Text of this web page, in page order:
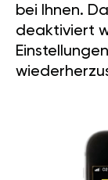
bei Ihnen.
deaktiviert